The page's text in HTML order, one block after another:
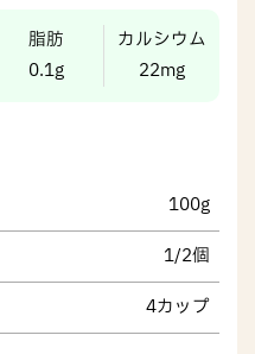
脂肪
0.1g
カルシウム
22mg
100g
1/2個
4カップ